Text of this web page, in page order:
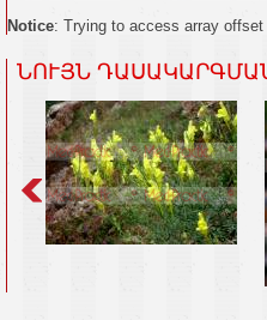
Notice: Trying to access array
ՆՈՒՅՆ